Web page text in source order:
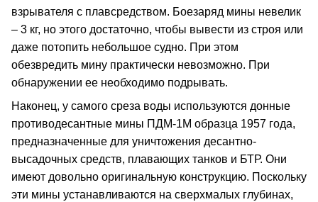
взрывателя с плавсредством. Боезаряд мины невелик
– 3 кг, но этого достаточно, чтобы вывести из строя или
даже потопить небольшое судно. При этом
обезвредить мину практически невозможно. При
обнаружении ее необходимо подрывать.
Наконец, у самого среза воды используются донные
противодесантные мины ПДМ-1М образца 1957 года,
предназначенные для уничтожения десантно-
высадочных средств, плавающих танков и БТР. Они
имеют довольно оригинальную конструкцию. Поскольку
эти мины устанавливаются на сверхмалых глубинах,